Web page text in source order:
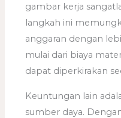
gambar kerja
langkah ini
anggaran dengan
mulai dari biaya
dapat diperkirakan
Keuntungan lain
sumber daya.